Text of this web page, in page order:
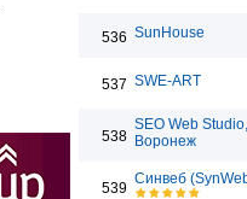
536 SunHouse
537 SWE-ART
538
SEO Web Studio,
Воронеж
539
Синвеб